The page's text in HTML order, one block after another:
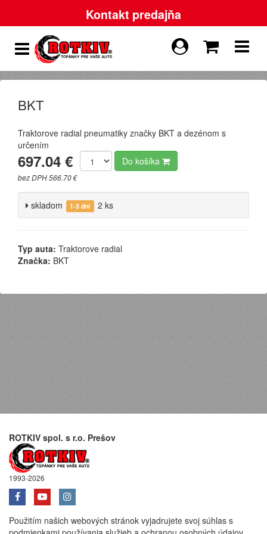
Kontakt predajňa
BKT
Traktorove radial pneumatiky značky BKT a dezénom s
určením
697.04 €
bez DPH 566.70 €
Do košíka
skladom 1-3 dni 2 ks
Typ auta: Traktorove radial
Značka: BKT
ROTKIV spol. s r.o. Prešov
1993-2026
Použitím našich webových stránok vyjadrujete svoj súhlas s